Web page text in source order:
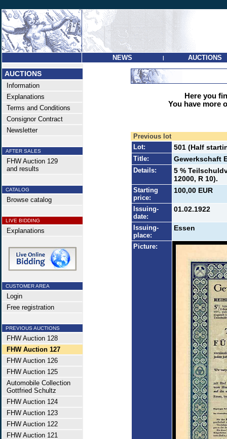
NEWS | AUCTIONS
AUCTIONS
Information
Explanations
Terms and Conditions
Consignor Contract
Newsletter
AFTER SALES
FHW Auction 129
and results
CATALOG
Browse catalog
LIVE BIDDING
Explanations
CUSTOMER AREA
Login
Free registration
PREVIOUS AUCTIONS
FHW Auction 128
FHW Auction 127
FHW Auction 126
FHW Auction 125
Automobile Collection
Gottfried Schultz
FHW Auction 124
FHW Auction 123
FHW Auction 122
FHW Auction 121
Here you
You have more
Previous lot
Lot:
501 (Half
Title: Gewerkschaft
Details:
5 %
12000, R 10).
Starting
price:
100,00 EUR
Issuing-
date:
01.02.1922
Issuing-
place:
Essen
Picture: